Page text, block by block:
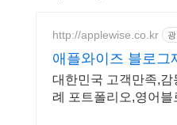
http://applewise.co.kr
애플와이즈 블로그
의 선택
대한민국 고객만족,
례 포트폴리오,영어블